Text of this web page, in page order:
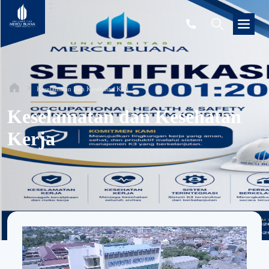
Keselamatan Dan Kesehatan Kerj...
Keselamatan dan Kesehatan
Kerja